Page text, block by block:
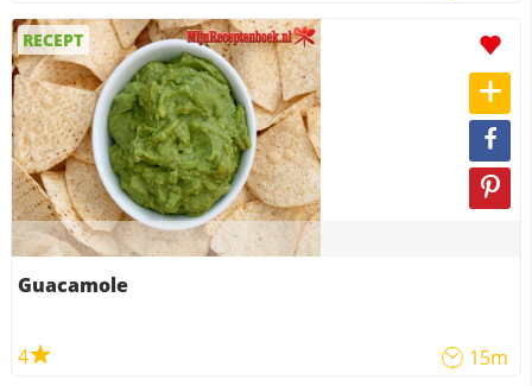
RECEPT
Guacamole
4 15m